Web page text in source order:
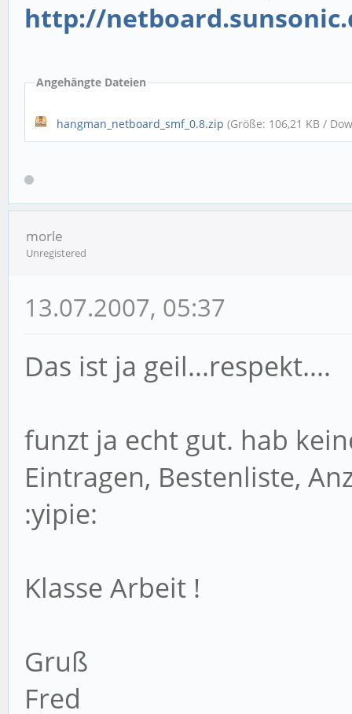
http://
Angehängte Dateien
hangman_netboard_smf_0.8.zip (Größe: 106,21 KB /
morle
Unregistered
13.07.2007, 05:37
Das ist ja geil...respekt....
funzt ja echt gut. hab
Eintragen, Bestenliste,
:yipie:
Klasse Arbeit !
Gruß
Fred